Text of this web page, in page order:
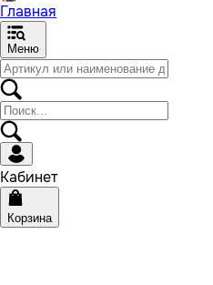
Главная
Меню
Кабинет
Корзина